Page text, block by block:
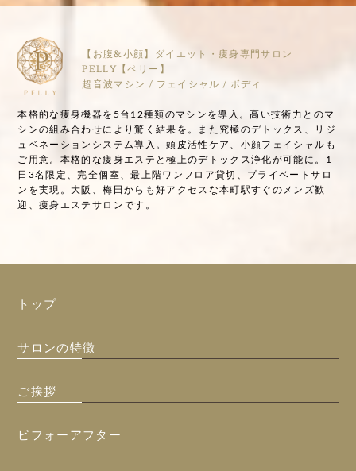
【お腹&小顔】ダイエット・痩身専門サロン
PELLY【ペリー】
超音波マシン / フェイシャル / ボディ
本格的な痩身機器を5台12種類のマシンを導入。高い技術力とのマ
シンの組み合わせにより驚く結果を。また究極のデトックス、リジ
ュベネーションシステム導入。頭皮活性ケア、小顔フェイシャルも
ご用意。本格的な痩身エステと極上のデトックス浄化が可能に。1
日3名限定、完全個室、最上階ワンフロア貸切、プライベートサロ
ンを実現。大阪、梅田からも好アクセスな本町駅すぐのメンズ歓
迎、痩身エステサロンです。
トップ
サロンの特徴
ご挨拶
ビフォーアフター